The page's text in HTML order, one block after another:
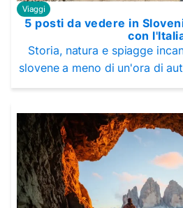
Viaggi
5 posti da vedere in
con
Storia, natura e spiagge
slovene a meno di un'ora di